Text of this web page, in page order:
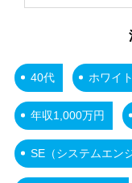
40代 ホワイ
年収1,000万円
SE（システムエン